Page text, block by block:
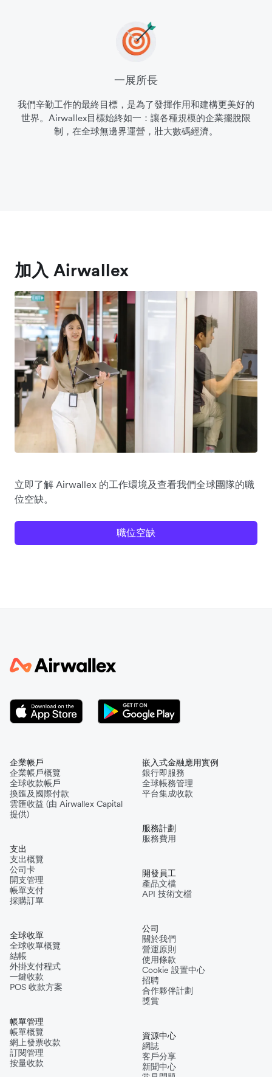
一展所長
我們辛勤工作的最終目標，是為了發揮作用和建構更美好的
世界。Airwallex目標始終如一：讓各種規模的企業擺脫限
制，在全球無邊界運營，壯大數碼經濟。
加入 Airwallex
立即了解 Airwallex 的工作環境及查看我們全球團隊的職
位空缺。
職位空缺
企業帳戶
企業帳戶概覽
全球收款帳戶
換匯及國際付款
雲匯收益 (由 Airwallex Capital
提供)
支出
支出概覽
公司卡
開支管理
帳單支付
採購訂單
全球收單
全球收單概覽
結帳
外掛支付程式
一鍵收款
POS 收款方案
帳單管理
帳單概覽
網上發票收款
訂閱管理
按量收款
嵌入式金融應用實例
銀行即服務
全球帳務管理
平台集成收款
服務計劃
服務費用
開發員工
產品文檔
API 技術文檔
公司
關於我們
營運原則
使用條款
Cookie 設置中心
招聘
合作夥伴計劃
獎賞
資源中心
網誌
客戶分享
新聞中心